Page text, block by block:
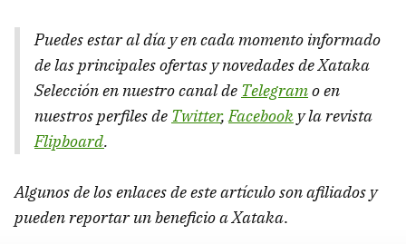
Puedes estar al día y en cada momento informado
de las principales ofertas y novedades de Xataka
Selección en nuestro canal de Telegramo en
nuestros perfiles de Twitter,Facebook y la revista
Flipboard.
Algunos de los enlaces de este artículo son afiliados y
pueden reportar un beneficio a Xataka.